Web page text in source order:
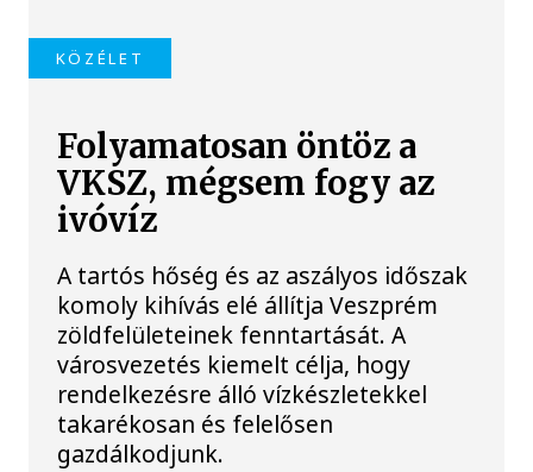
KÖZÉLET
Folyamatosan öntöz a
VKSZ, mégsem fogy az
ivóvíz
A tartós hőség és az aszályos időszak
komoly kihívás elé állítja Veszprém
zöldfelületeinek fenntartását. A
városvezetés kiemelt célja, hogy
rendelkezésre álló vízkészletekkel
takarékosan és felelősen
gazdálkodjunk.